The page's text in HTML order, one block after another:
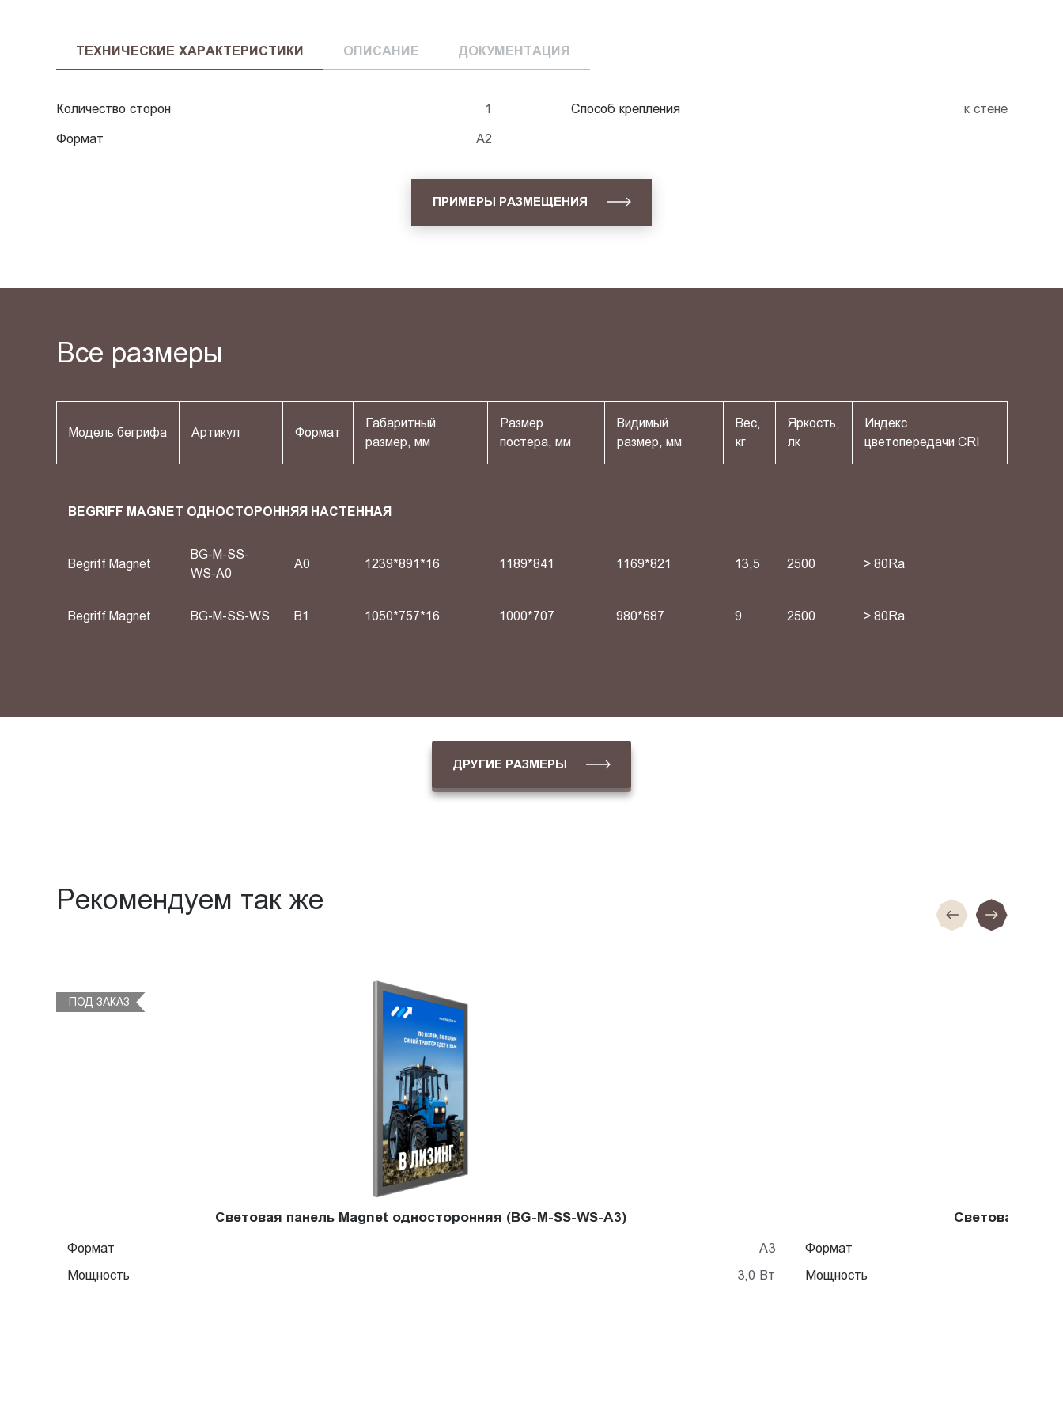
ТЕХНИЧЕСКИЕ ХАРАКТЕРИСТИКИ ОПИСАНИЕ ДОКУМЕНТАЦИЯ
Количество сторон 1
Формат А2
Способ крепления к стене
ПРИМЕРЫ РАЗМЕЩЕНИЯ
Все размеры
Модель бегрифа Артикул Формат
Габаритный
размер, мм
Размер
постера, мм
Видимый
размер, мм
Вес,
кг
Яркость,
лк
Индекс
цветопередачи СRI
BEGRIFF MAGNET ОДНОСТОРОННЯЯ НАСТЕННАЯ
Begriff Magnet
BG-M-SS-
WS-A0
A0 1239*891*16 1189*841 1169*821 13,5 2500 > 80Ra
Begriff Magnet BG-M-SS-WS B1 1050*757*16 1000*707 980*687 9 2500 > 80Ra
ДРУГИЕ РАЗМЕРЫ
Рекомендуем так же
ПОД ЗАКАЗ
Световая панель Magnet односторонняя (BG-M-SS-WS-A3)
Формат
A3
Мощность
3,0 Вт
Световая
Формат
Мощность